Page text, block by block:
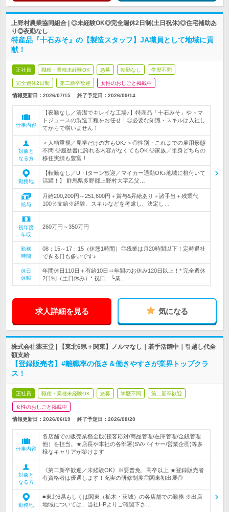
上野村農業協同組合 | ◎未経験OK◎完全週休2日制(土日祝休)◎住宅補助あ
り◎夜勤なし
特産品『十石みそ』の【製造スタッフ】JA職員として地域に貢
献！
正社員 職種・業種未経験OK 急募 転勤なし 学歴不問
完全週休2日制 第二新卒歓迎 女性のおしごと掲載中
情報更新日：2026/07/15 終了予定日： 2026/09/14
仕事内容
【夜勤なし／清潔でキレイな工場♪】特産品「十石みそ」やトマ
トジュースの製造工程をお任せ！◎必要な知識・スキルは入社し
てからで構いません！
対象と
なる方
＜人柄重視／見学だけの方もOK♪＞◎性別・これまでの雇用形態
不問 ◎履歴書に誇れる内容がなくてもOK ◎家族／単身どちらの
移住実績も豊富！
勤務地
【転勤なし／U・Iターン歓迎／マイカー通勤OK♪地域に根付いて
活躍！】 群馬県多野郡上野村大字乙父…
給与
月給200,200円～251,600円＋賞与&昇給あり＋諸手当＋残業代
100％支給※経験、スキルなどを考慮し、決定し…
初年度
年収
260万円～350万円
勤務
時間
08：15～17：15（休憩1時間）◎残業は月20時間以下！定時退社
できる日も多いです♪
休日
休暇
年間休日110日＋有給10日⇒年間のお休み120日以上！* 完全週休
2日制（土日休み）* 祝日 └業…
求人詳細を見る 気になる
株式会社薬王堂 | 【東北6県＋関東】ノルマなし｜若手活躍中｜引越し代全
額支給
【登録販売者】#離職率の低さ＆働きやすさが業界トップクラ
ス！
正社員 職種・業種未経験OK 急募 学歴不問 第二新卒歓迎
女性のおしごと掲載中
情報更新日：2026/06/19 終了予定日： 2026/08/20
仕事内容
各店舗での販売業務全般(接客応対/商品管理/在庫管理/金銭管理
他）を担当。★店長や本社の各部署(SV/バイヤー/営業企画)等多
様なキャリアが築けます
対象と
なる方
《第二新卒歓迎／未経験OK》※要普免、高卒以上 ★登録販売者
有資格者は優遇します！充実の研修制度◎関東初出展◎
勤務地
■東北6県もしくは関東（栃木・茨城）の各店舗での勤務 ※出店
地域については、当社HPよりご確認下さ…